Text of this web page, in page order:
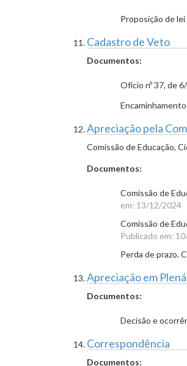
Proposição de
Cadastro de Veto
Documentos:
Ofício nº 37, de
Apreciação pela
Comissão de Educação,
Documentos:
Comissão de
em: 13/12/2024
Comissão de
Publicado em:
Perda de prazo.
Apreciação em
Documentos:
Decisão e
Correspondência
Documentos: